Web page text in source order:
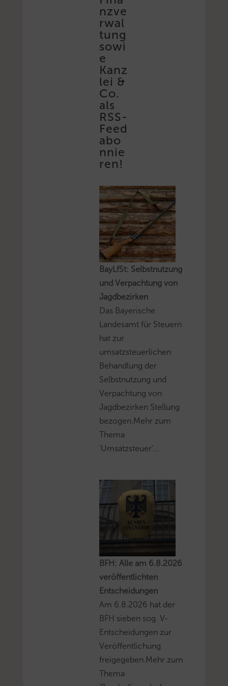
nzve
rwal
tung
sowi
e
Kanz
lei &
Co.
als
RSS-
Feed
abo
nnie
ren!
BayLfSt: Selbstnutzung
und Verpachtung von
Jagdbezirken
Das Bayerische
Landesamt für Steuern
hat zur
umsatzsteuerlichen
Behandlung der
Selbstnutzung und
Verpachtung von
Jagdbezirken Stellung
bezogen.Mehr zum
Thema
'Umsatzsteuer'...
BFH: Alle am 6.8.2026
veröffentlichten
Entscheidungen
Am 6.8.2026 hat der
BFH sieben sog. V-
Entscheidungen zur
Veröffentlichung
freigegeben.Mehr zum
Thema